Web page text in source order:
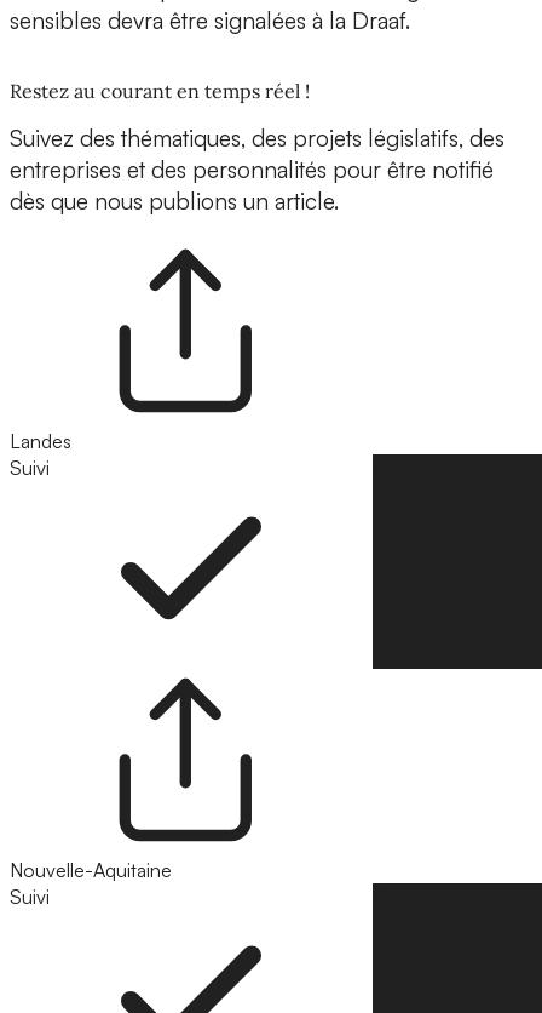
sensibles devra être signalées à la Draaf.
Restez au courant en temps réel !
Suivez des thématiques, des projets législatifs, des
entreprises et des personnalités pour être notifié
dès que nous publions un article.
Landes
Suivi
Nouvelle-Aquitaine
Suivi